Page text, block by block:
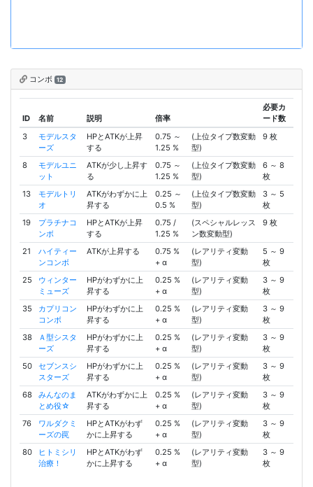
コンボ 12
ID 名前 説明 倍率
必要カ
ード数
3
モデルスタ
ーズ
HPとATKが上昇
する
0.75 ～
1.25 %
(上位タイプ数変動
型)
9 枚
8
モデルユニ
ット
ATKが少し上昇す
る
0.75 ～
1.25 %
(上位タイプ数変動
型)
6 ～ 8
枚
13
モデルトリ
オ
ATKがわずかに上
昇する
0.25 ～
0.5 %
(上位タイプ数変動
型)
3 ～ 5
枚
19
プラチナコ
ンボ
HPとATKが上昇
する
0.75 /
1.25 %
(スペシャルレッス
ン数変動型)
9 枚
21
ハイティー
ンコンボ
ATKが上昇する
0.75 %
+ α
(レアリティ変動
型)
5 ～ 9
枚
25
ウィンター
ミューズ
HPがわずかに上
昇する
0.25 %
+ α
(レアリティ変動
型)
3 ～ 9
枚
35
カプリコン
コンボ
HPがわずかに上
昇する
0.25 %
+ α
(レアリティ変動
型)
3 ～ 9
枚
38
Ａ型シスタ
ーズ
HPがわずかに上
昇する
0.25 %
+ α
(レアリティ変動
型)
3 ～ 9
枚
50
セブンスシ
スターズ
HPがわずかに上
昇する
0.25 %
+ α
(レアリティ変動
型)
3 ～ 9
枚
68
みんなのま
とめ役☆
ATKがわずかに上
昇する
0.25 %
+ α
(レアリティ変動
型)
3 ～ 9
枚
76
ワルダクミ
ーズの罠
HPとATKがわず
かに上昇する
0.25 %
+ α
(レアリティ変動
型)
3 ～ 9
枚
80
ヒトミシリ
治療！
HPとATKがわず
かに上昇する
0.25 %
+ α
(レアリティ変動
型)
3 ～ 9
枚